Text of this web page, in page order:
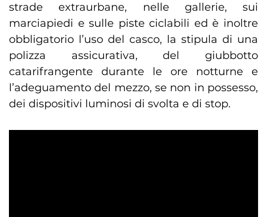
strade extraurbane, nelle gallerie, sui
marciapiedi e sulle piste ciclabili ed è inoltre
obbligatorio l’uso del casco, la stipula di una
polizza assicurativa, del giubbotto
catarifrangente durante le ore notturne e
l’adeguamento del mezzo, se non in possesso,
dei dispositivi luminosi di svolta e di stop.